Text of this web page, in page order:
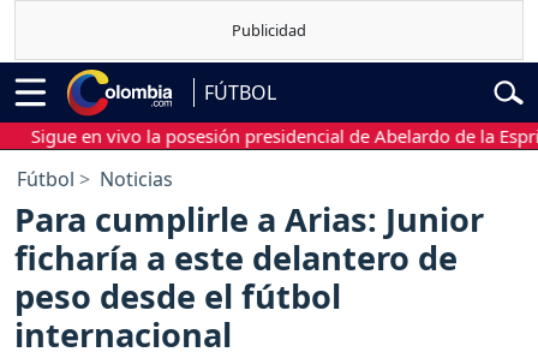
FÚTBOL
en vivo la posesión presidencial de Abelardo de la Espriella
Fútbol Noticias
Para cumplirle a Arias: Junior
ficharía a este delantero de
peso desde el fútbol
internacional